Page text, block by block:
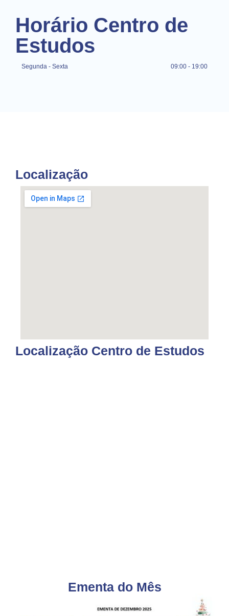
Horário Centro de
Estudos
Segunda - Sexta 09:00 - 19:00
Localização
Localização Centro de Estudos
Ementa do Mês